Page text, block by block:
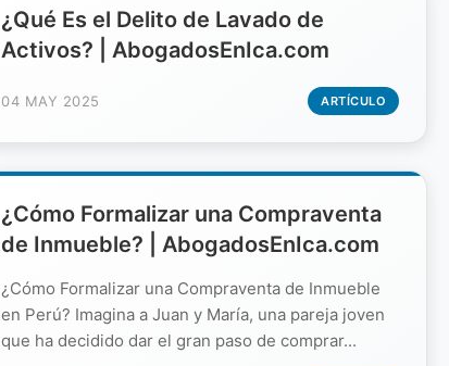
¿Qué Es el Delito de Lavado de
Activos? | AbogadosEnIca.com
04 MAY 2025 ARTÍCULO
¿Cómo Formalizar una Compraventa
de Inmueble? | AbogadosEnIca.com
¿Cómo Formalizar una Compraventa de Inmueble
en Perú? Imagina a Juan y María, una pareja joven
que ha decidido dar el gran paso de comprar...